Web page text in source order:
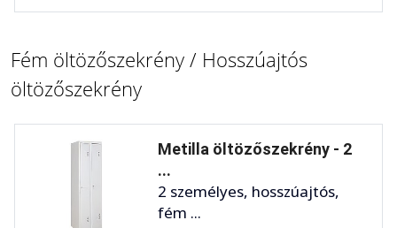
Fém öltözőszekrény / Hosszúajtós
öltözőszekrény
Metilla öltözőszekrény - 2
...
2 személyes, hosszúajtós,
fém ...